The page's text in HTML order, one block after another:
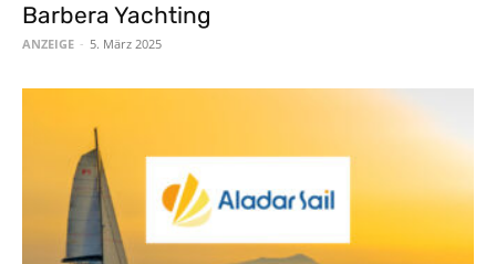
Barbera Yachting
ANZEIGE - 5. März 2025